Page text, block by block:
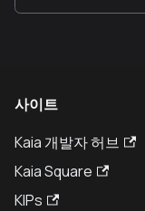
사이트
Kaia 개발자 허브
Kaia Square
KIPs